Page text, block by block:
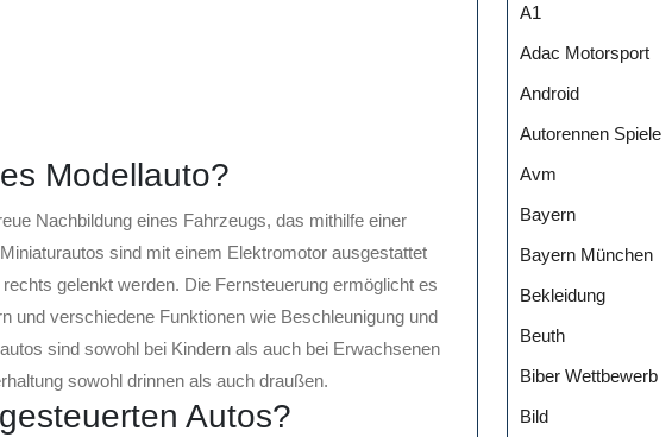
Modellauto?
Nachbildung eines Fahrzeugs, das mithilfe einer
sind mit einem Elektromotor ausgestattet
gelenkt werden. Die Fernsteuerung ermöglicht es
und verschiedene Funktionen wie Beschleunigung und
sind sowohl bei Kindern als auch bei Erwachsenen
sowohl drinnen als auch draußen.
Autos?
A1
Adac Motorsport
Android
Autorennen Spiele
Avm
Bayern
Bayern München
Bekleidung
Beuth
Biber Wettbewerb
Bild